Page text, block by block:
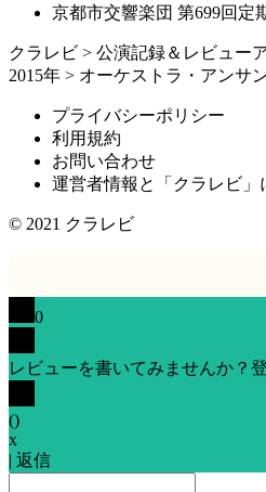
京都市交響楽団 第699回定
クラレビ > 公演記録＆レビュー
2015年 > オーケストラ・アンサ
プライバシーポリシー
利用規約
お問い合わせ
運営者情報と「クラレビ」
© 2021 クラレビ
0
レビューを書いてみませんか？
()
x
| 返信